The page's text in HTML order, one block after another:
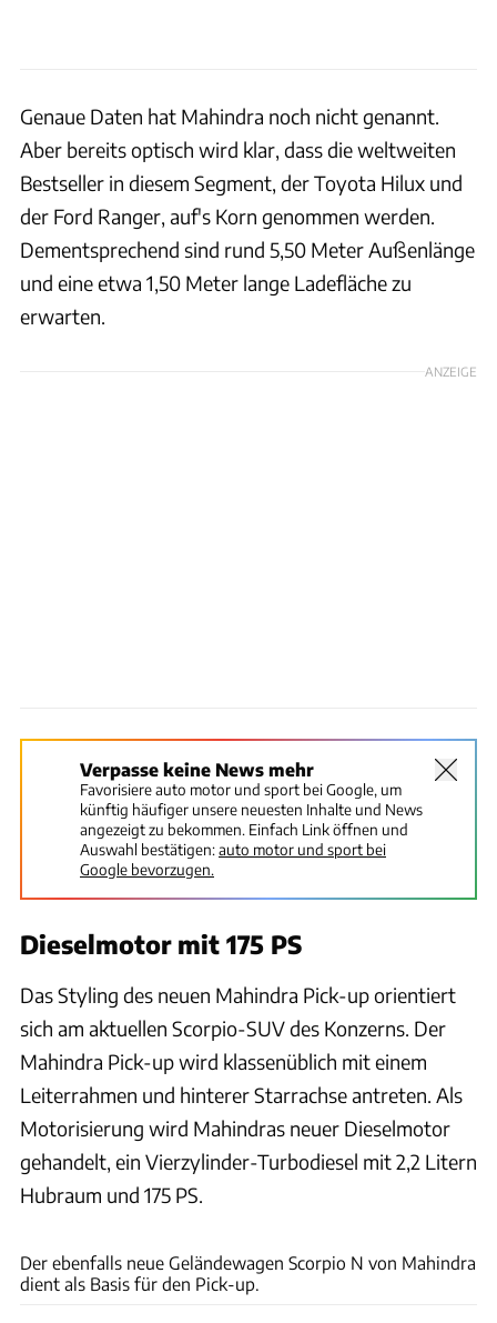
Genaue Daten hat Mahindra noch nicht genannt.
Aber bereits optisch wird klar, dass die weltweiten
Bestseller in diesem Segment, der Toyota Hilux und
der Ford Ranger, auf's Korn genommen werden.
Dementsprechend sind rund 5,50 Meter Außenlänge
und eine etwa 1,50 Meter lange Ladefläche zu
erwarten.
ANZEIGE
Verpasse keine News mehr
Favorisiere auto motor und sport bei Google, um
künftig häufiger unsere neuesten Inhalte und News
angezeigt zu bekommen. Einfach Link öffnen und
Auswahl bestätigen:auto motor und sport bei
Google bevorzugen.
Dieselmotor mit 175 PS
Das Styling des neuen Mahindra Pick-up orientiert
sich am aktuellen Scorpio-SUV des Konzerns. Der
Mahindra Pick-up wird klassenüblich mit einem
Leiterrahmen und hinterer Starrachse antreten. Als
Motorisierung wird Mahindras neuer Dieselmotor
gehandelt, ein Vierzylinder-Turbodiesel mit 2,2 Litern
Hubraum und 175 PS.
Der ebenfalls neue Geländewagen Scorpio N von Mahindra
dient als Basis für den Pick-up.